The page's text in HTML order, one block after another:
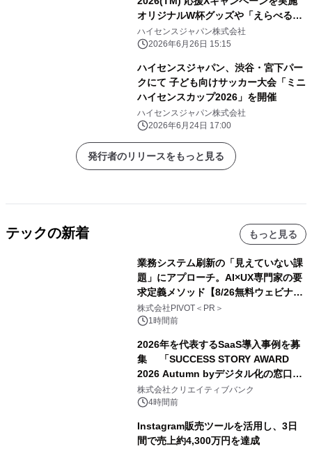
オリジナルW杯グッズや「えらべる
Pay」が その場で当たるキャンペーン
を展開
ハイセンスジャパン株式会社
2026年6月26日 15:15
ハイセンスジャパン、渋谷・宮下パー
クにて 子ども向けサッカー大会「ミニ
ハイセンスカップ2026」を開催
ハイセンスジャパン株式会社
2026年6月24日 17:00
発行者のリリースをもっと見る
テックの新着 もっと見る
業務システム刷新の「見えていない課
題」にアプローチ。AI×UX専門家の要
求定義メソッド【8/26無料ウェビナ
ー】株式会社PIVOT
株式会社PIVOT＜PR＞
1時間前
2026年を代表するSaaS導入事例を募
集 「SUCCESS STORY AWARD
2026 Autumn byデジタル化の窓口」
開催
株式会社クリエイティブバンク
4時間前
Instagram販売ツールを活用し、3日
間で売上約4,300万円を達成